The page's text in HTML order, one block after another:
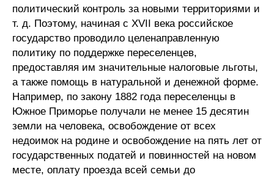
политический контроль за новыми территориями и
т. д. Поэтому, начиная с XVII века российское
государство проводило целенаправленную
политику по поддержке переселенцев,
предоставляя им значительные налоговые льготы,
а также помощь в натуральной и денежной форме.
Например, по закону 1882 года переселенцы в
Южное Приморье получали не менее 15 десятин
земли на человека, освобождение от всех
недоимок на родине и освобождение на пять лет от
государственных податей и повинностей на новом
месте, оплату проезда всей семьи до